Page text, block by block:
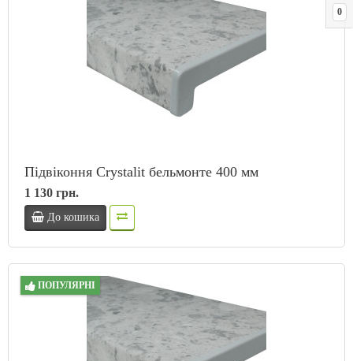
0
Підвіконня Crystalit бельмонте 400 мм
1 130 грн.
До кошика
ПОПУЛЯРНІ